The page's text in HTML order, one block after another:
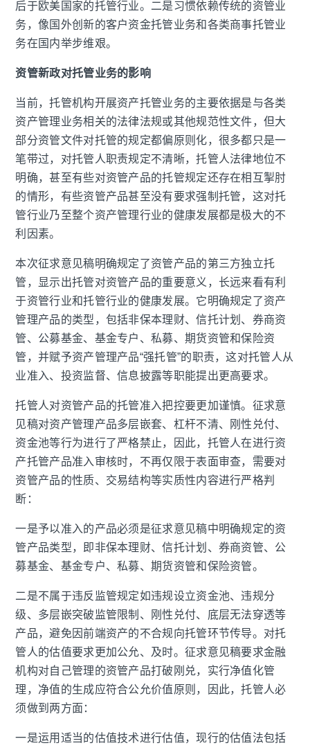
后于欧美国家的托管行业。二是习惯依赖传统的资管业
务，像国外创新的客户资金托管业务和各类商事托管业
务在国内举步维艰。
资管新政对托管业务的影响
当前，托管机构开展资产托管业务的主要依据是与各类
资产管理业务相关的法律法规或其他规范性文件，但大
部分资管文件对托管的规定都偏原则化，很多都只是一
笔带过，对托管人职责规定不清晰，托管人法律地位不
明确，甚至有些对资管产品的托管规定还存在相互掣肘
的情形，有些资管产品甚至没有要求强制托管，这对托
管行业乃至整个资产管理行业的健康发展都是极大的不
利因素。
本次征求意见稿明确规定了资管产品的第三方独立托
管，显示出托管对资管产品的重要意义，长远来看有利
于资管行业和托管行业的健康发展。它明确规定了资产
管理产品的类型，包括非保本理财、信托计划、券商资
管、公募基金、基金专户、私募、期货资管和保险资
管，并赋予资产管理产品“强托管”的职责，这对托管人从
业准入、投资监督、信息披露等职能提出更高要求。
托管人对资管产品的托管准入把控要更加谨慎。征求意
见稿对资产管理产品多层嵌套、杠杆不清、刚性兑付、
资金池等行为进行了严格禁止，因此，托管人在进行资
产托管产品准入审核时，不再仅限于表面审查，需要对
资管产品的性质、交易结构等实质性内容进行严格判
断：
一是予以准入的产品必须是征求意见稿中明确规定的资
管产品类型，即非保本理财、信托计划、券商资管、公
募基金、基金专户、私募、期货资管和保险资管。
二是不属于违反监管规定如违规设立资金池、违规分
级、多层嵌突破监管限制、刚性兑付、底层无法穿透等
产品，避免因前端资产的不合规向托管环节传导。对托
管人的估值要求更加公允、及时。征求意见稿要求金融
机构对自己管理的资管产品打破刚兑，实行净值化管
理，净值的生成应符合公允价值原则，因此，托管人必
须做到两方面：
一是运用适当的估值技术进行估值，现行的估值法包括